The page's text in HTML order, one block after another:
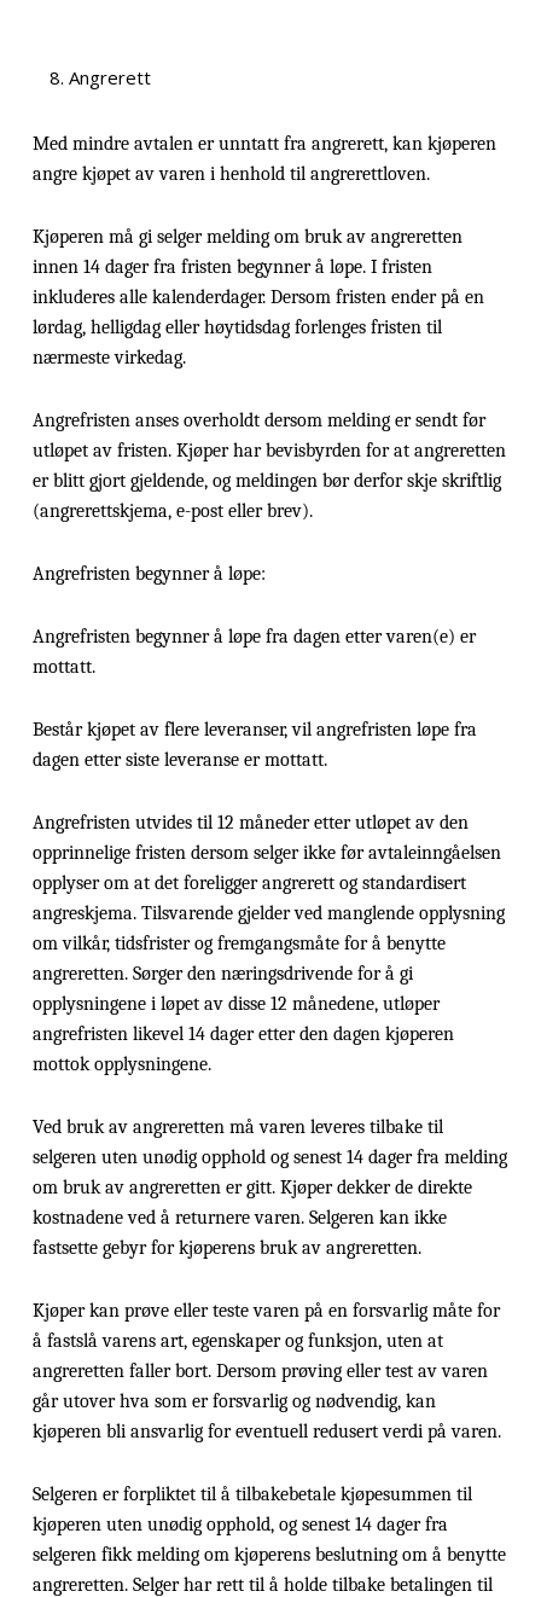
Angrerett
Med mindre avtalen er unntatt fra angrerett, kan kjøperen
angre kjøpet av varen i henhold til angrerettloven.
Kjøperen må gi selger melding om bruk av angreretten
innen 14 dager fra fristen begynner å løpe. I fristen
inkluderes alle kalenderdager. Dersom fristen ender på en
lørdag, helligdag eller høytidsdag forlenges fristen til
nærmeste virkedag.
Angrefristen anses overholdt dersom melding er sendt før
utløpet av fristen. Kjøper har bevisbyrden for at angreretten
er blitt gjort gjeldende, og meldingen bør derfor skje skriftlig
(angrerettskjema, e-post eller brev).
Angrefristen begynner å løpe:
Angrefristen begynner å løpe fra dagen etter varen(e) er
mottatt.
Består kjøpet av flere leveranser, vil angrefristen løpe fra
dagen etter siste leveranse er mottatt.
Angrefristen utvides til 12 måneder etter utløpet av den
opprinnelige fristen dersom selger ikke før avtaleinngåelsen
opplyser om at det foreligger angrerett og standardisert
angreskjema. Tilsvarende gjelder ved manglende opplysning
om vilkår, tidsfrister og fremgangsmåte for å benytte
angreretten. Sørger den næringsdrivende for å gi
opplysningene i løpet av disse 12 månedene, utløper
angrefristen likevel 14 dager etter den dagen kjøperen
mottok opplysningene.
Ved bruk av angreretten må varen leveres tilbake til
selgeren uten unødig opphold og senest 14 dager fra melding
om bruk av angreretten er gitt. Kjøper dekker de direkte
kostnadene ved å returnere varen. Selgeren kan ikke
fastsette gebyr for kjøperens bruk av angreretten.
Kjøper kan prøve eller teste varen på en forsvarlig måte for
å fastslå varens art, egenskaper og funksjon, uten at
angreretten faller bort. Dersom prøving eller test av varen
går utover hva som er forsvarlig og nødvendig, kan
kjøperen bli ansvarlig for eventuell redusert verdi på varen.
Selgeren er forpliktet til å tilbakebetale kjøpesummen til
kjøperen uten unødig opphold, og senest 14 dager fra
selgeren fikk melding om kjøperens beslutning om å benytte
angreretten. Selger har rett til å holde tilbake betalingen til